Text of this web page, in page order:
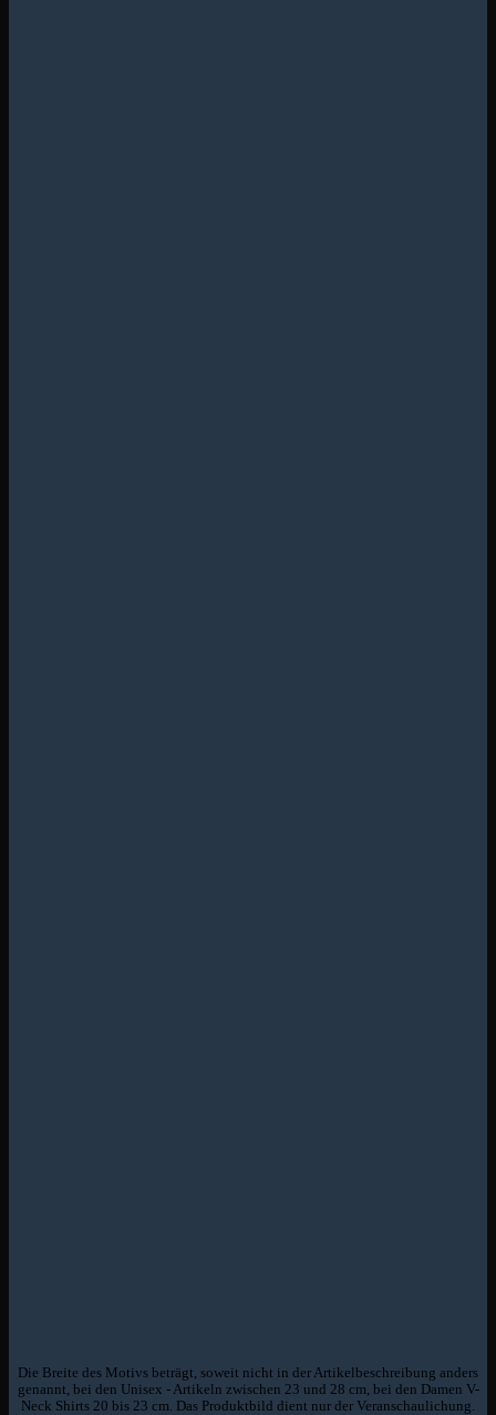
Die Breite des Motivs beträgt, soweit nicht in der Artikelbeschreibung anders
genannt, bei den Unisex - Artikeln zwischen 23 und 28 cm, bei den Damen V-
Neck Shirts 20 bis 23 cm. Das Produktbild dient nur der Veranschaulichung.